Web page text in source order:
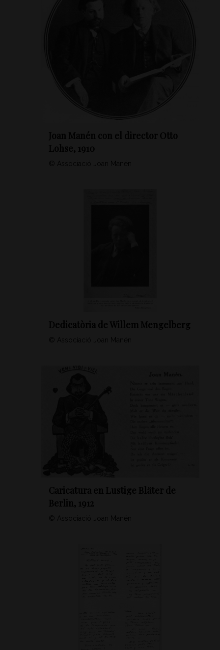
Joan Manén con el director Otto
Lohse, 1910
© Associació Joan Manén
Dedicatòria de Willem Mengelberg
© Associació Joan Manén
Caricatura en Lustige Bläter de
Berlin, 1912
© Associació Joan Manén